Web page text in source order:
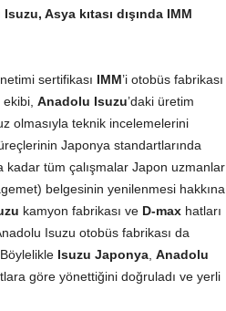
Asya kıtası dışında IMM
sertifikası IMM’i otobüs fabrikası
ekibi, Anadolu Isuzu’daki üretim
olmasıyla teknik incelemelerini
Japonya standartlarında
kadar tüm çalışmalar Japon uzmanlar
belgesinin yenilenmesi hakkına
kamyon fabrikası ve D-maxhatları
Isuzu otobüs fabrikası da
Isuzu Japonya, Anadolu
göre yönettiğini doğruladı ve yerli